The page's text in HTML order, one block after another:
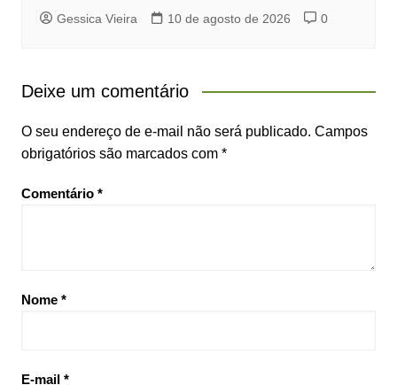
Gessica Vieira 10 de agosto de 2026 0
Deixe um comentário
O seu endereço de e-mail não será publicado. Campos
obrigatórios são marcados com *
Comentário *
Nome *
E-mail *